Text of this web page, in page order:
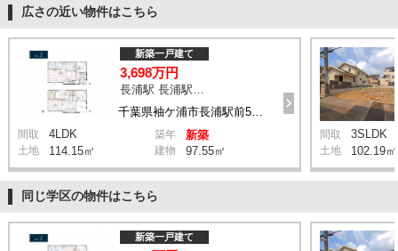
広さの近い物件はこちら
千葉県袖ケ浦市長浦駅前5丁目
新築一戸建て
3,698万円
長浦駅 長浦駅前５丁目 バス4分 停歩6分
間取 4LDK 築年 新築
土地 114.15㎡ 建物 97.55㎡
間取 3SLDK
土地 102.19㎡
同じ学区の物件はこちら
新築一戸建て